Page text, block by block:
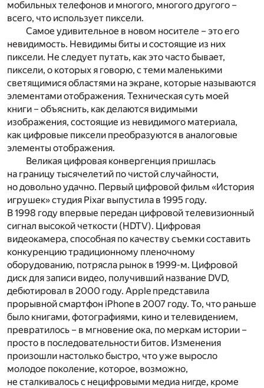
мобильных телефонов и многого, многого другого –
всего, что использует пиксели.
Самое удивительное в новом носителе – это его
невидимость. Невидимы биты и состоящие из них
пиксели. Не следует путать, как это часто бывает,
пиксели, о которых я говорю, с теми маленькими
светящимися областями на экране, которые называются
элементами отображения. Техническая суть моей
книги – объяснить, как делаются видимыми
изображения, состоящие из невидимого материала,
как цифровые пиксели преобразуются в аналоговые
элементы отображения.
Великая цифровая конвергенция пришлась
на границу тысячелетий по чистой случайности,
но довольно удачно. Первый цифровой фильм «История
игрушек» студия Pixar выпустила в 1995 году.
В 1998 году впервые передан цифровой телевизионный
сигнал высокой четкости (HDTV). Цифровая
видеокамера, способная по качеству съемки составить
конкуренцию традиционному пленочному
оборудованию, потрясла рынок в 1999-м. Цифровой
диск для записи видео, получивший название DVD,
дебютировал в 2000 году. Apple представила
прорывной смартфон iPhone в 2007 году. То, что раньше
было книгами, фотографиями, кино и телевидением,
превратилось – в мгновение ока, по меркам истории –
просто в последовательности битов. Изменения
произошли настолько быстро, что уже выросло
молодое поколение, которое, возможно,
не сталкивалось с нецифровыми медиа нигде, кроме